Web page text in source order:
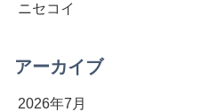
ニセコイ
アーカイブ
2026年7月